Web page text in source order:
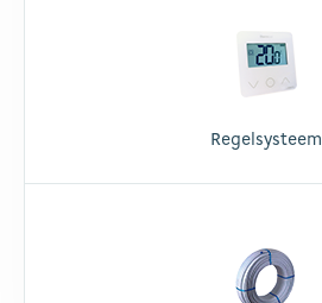
Regelsysteem